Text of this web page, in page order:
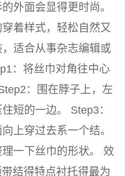
外面会显得更时尚。
着样式，轻松自然又
适合从事杂志编辑或
：将丝巾对角往中心
：围在脖子上，左
短的一边。 Step3：
上穿过去系一个结。
一下丝巾的形状。 效
结得特点衬托得最为